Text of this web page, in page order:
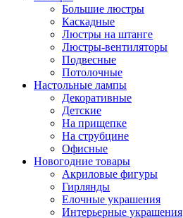
Большие люстры
Каскадные
Люстры на штанге
Люстры-вентиляторы
Подвесные
Потолочные
Настольные лампы
Декоративные
Детские
На прищепке
На струбцине
Офисные
Новогодние товары
Акриловые фигуры
Гирлянды
Елочные украшения
Интерьерные украшения